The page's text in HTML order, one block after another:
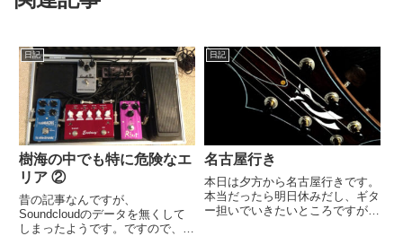
日記
樹海の中でも特に危険なエ
リア ②
昔の記事なんですが、
Soundcloudのデータを無くして
しまったようです。ですので、録
日記
名古屋行き
本日は夕方から名古屋行きです。
本当だったら明日休みだし、ギタ
ー担いでいきたいところですが、